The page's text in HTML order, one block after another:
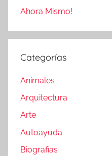
Ahora Mismo!
Categorías
Animales
Arquitectura
Arte
Autoayuda
Biografias